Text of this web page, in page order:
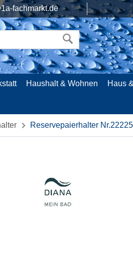
fachmarkt.de
Haushalt & Wohnen Haus
Reservepaierhalter